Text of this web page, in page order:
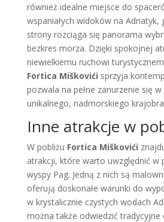
również idealne miejsce do
wspaniałych widoków na Adriatyk,
strony rozciąga się panorama
bezkres morza. Dzięki spokojnej
niewielkiemu ruchowi
Fortica Miškovići sprzyja
pozwala na pełne zanurzenie się
unikalnego, nadmorskiego
Inne atrakcje w
W pobliżu Fortica Miškovići
atrakcji, które warto uwzględnić w
wyspy Pag. Jedną z nich są
oferują doskonałe warunki do
w krystalicznie czystych wodach
można także odwiedzić tradycyjne